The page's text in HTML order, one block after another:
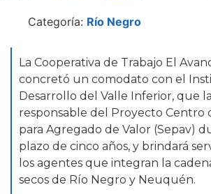
Categoría: Río Negro
La Cooperativa de Trabajo El
concretó un comodato con el
Desarrollo del Valle Inferior, que
responsable del Proyecto Centro
para Agregado de Valor (Sepav)
plazo de cinco años, y brindará
los agentes que integran la
secos de Río Negro y Neuquén.